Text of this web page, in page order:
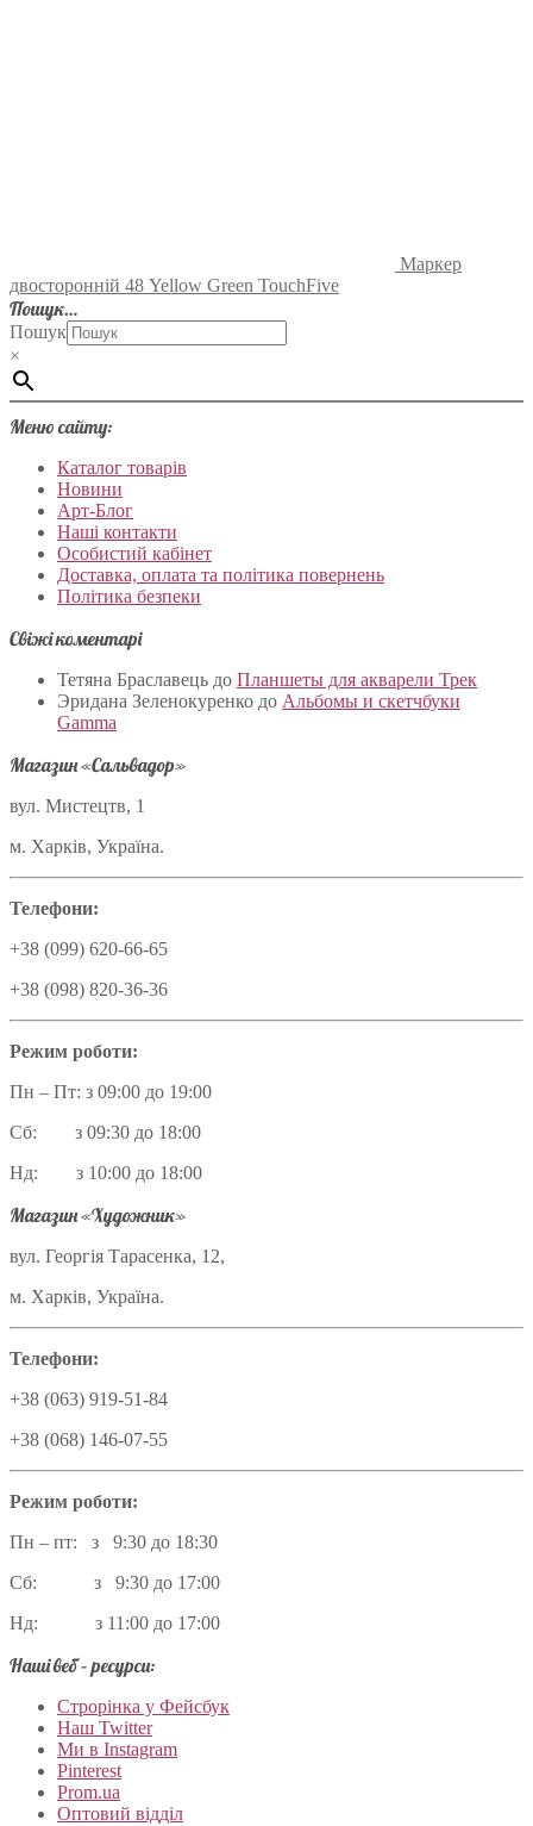
Маркер
двосторонній 48 Yellow Green TouchFive
Пошук…
Пошук
×
Меню сайту:
Каталог товарів
Новини
Арт-Блог
Наші контакти
Особистий кабінет
Доставка, оплата та політика повернень
Політика безпеки
Свіжі коментарі
Тетяна Браславець до Планшеты для акварели Трек
Эридана Зеленокуренко до Альбомы и скетчбуки
Gamma
Магазин «Сальвадор»
вул. Мистецтв, 1
м. Харків, Україна.
Телефони:
+38 (099) 620-66-65
+38 (098) 820-36-36
Режим роботи:
Пн – Пт: з 09:00 до 19:00
Сб: з 09:30 до 18:00
Нд: з 10:00 до 18:00
Магазин «Художник»
вул. Георгія Тарасенка, 12,
м. Харків, Україна.
Телефони:
+38 (063) 919-51-84
+38 (068) 146-07-55
Режим роботи:
Пн – пт: з 9:30 до 18:30
Сб: з 9:30 до 17:00
Нд: з 11:00 до 17:00
Наші веб – ресурси:
Строрінка у Фейсбук
Наш Twitter
Ми в Instagram
Pinterest
Prom.ua
Оптовий відділ